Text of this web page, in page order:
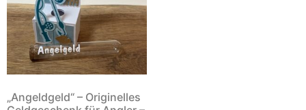
„Angeldgeld“ – Originelles